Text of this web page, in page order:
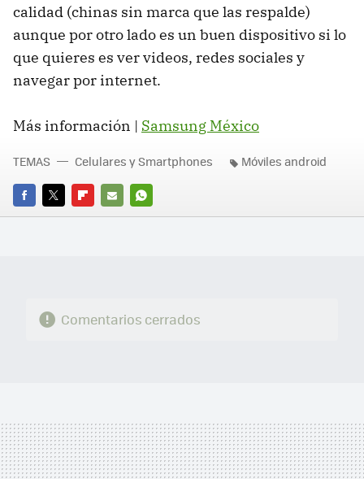
calidad (chinas sin marca que las respalde)
aunque por otro lado es un buen dispositivo si lo
que quieres es ver videos, redes sociales y
navegar por internet.
Más información | Samsung México
FACEBOOK
TWITTERFLIPBOARD
E-
WHATSAPP
TEMAS Celulares y Smartphones Móviles android
Comentarios cerrados